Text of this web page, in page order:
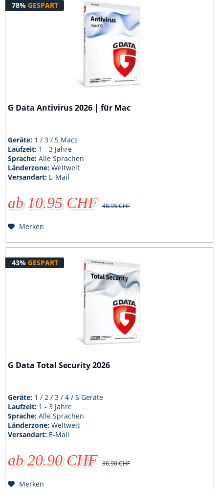
78% GESPART
G Data Antivirus 2026 | für Mac
Geräte: 1 / 3 / 5 Macs
Laufzeit: 1 - 3 Jahre
Sprache:Alle Sprachen
Länderzone:Weltweit
Versandart: E-Mail
ab 10.95 CHF 48.95 CHF
Merken
43% GESPART
G Data Total Security 2026
Geräte: 1 / 2 / 3 / 4 / 5 Geräte
Laufzeit: 1 - 3 Jahre
Sprache:Alle Sprachen
Länderzone:Weltweit
Versandart: E-Mail
ab 20.90 CHF 36.90 CHF
Merken